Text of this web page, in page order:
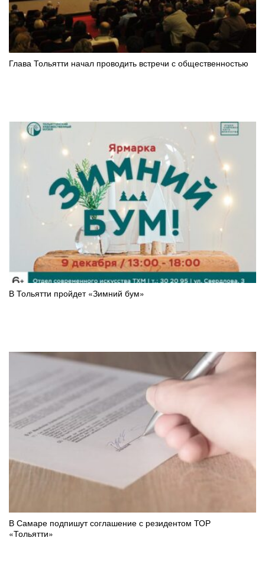
Глава Тольятти начал проводить встречи с общественностью
В Тольятти пройдет «Зимний бум»
В Самаре подпишут соглашение с резидентом ТОР
«Тольятти»